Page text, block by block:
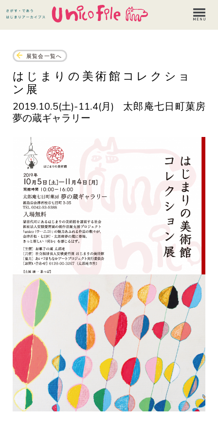
展覧会一覧へ
はじまりの美術館コレクショ
ン展
2019.10.5(土)-11.4(月)
太郎庵七日町菓房
夢の蔵ギャラリー